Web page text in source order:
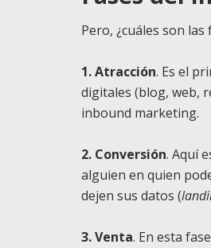
Pero, ¿cuáles son
1. Atracción. Es el
digitales (blog, web,
inbound marketing.
2. Conversión. Aquí
alguien en quien
dejen sus datos (
3. Venta. En esta